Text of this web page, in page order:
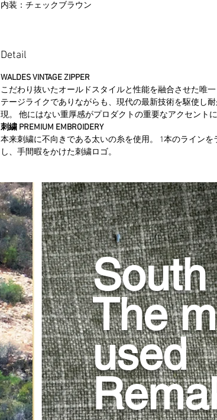
内装：チェックブラウン
Detail
WALDES VINTAGE ZIPPER
こだわり抜いたオールドスタイルと性能を融合させた唯
テージライクでありながらも、現代の最新技術を駆使し
現。 他にはない重厚感がプロダクトの重要なアクセントに
刺繍 PREMIUM EMBROIDERY
本来刺繍に不向きである太いの糸を使用。 1本のライン
し、手間暇をかけた刺繍ロゴ。
The
used